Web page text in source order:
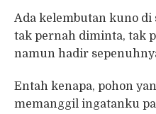
Ada kelembutan kuno di
tak pernah diminta, tak
namun hadir
Entah kenapa, pohon
memanggil ingatanku